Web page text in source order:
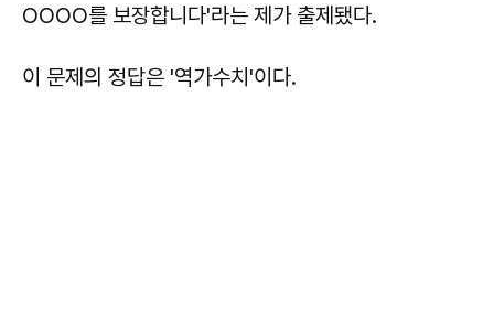
OOOO를 보장합니다'라는 제가 출제됐다.
이 문제의 정답은 '역가수치'이다.